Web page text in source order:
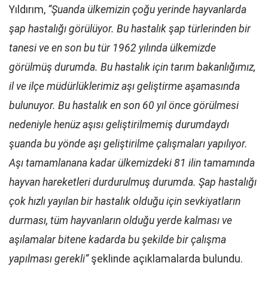
Yıldırım, “Şuanda ülkemizin çoğu yerinde hayvanlarda
şap hastalığı görülüyor. Bu hastalık şap türlerinden bir
tanesi ve en son bu tür 1962 yılında ülkemizde
görülmüş durumda. Bu hastalık için tarım bakanlığımız,
il ve ilçe müdürlüklerimiz aşı geliştirme aşamasında
bulunuyor. Bu hastalık en son 60 yıl önce görülmesi
nedeniyle henüz aşısı geliştirilmemiş durumdaydı
şuanda bu yönde aşı geliştirilme çalışmaları yapılıyor.
Aşı tamamlanana kadar ülkemizdeki 81 ilin tamamında
hayvan hareketleri durdurulmuş durumda. Şap hastalığı
çok hızlı yayılan bir hastalık olduğu için sevkiyatların
durması, tüm hayvanların olduğu yerde kalması ve
aşılamalar bitene kadarda bu şekilde bir çalışma
yapılması gerekli”şeklinde açıklamalarda bulundu.